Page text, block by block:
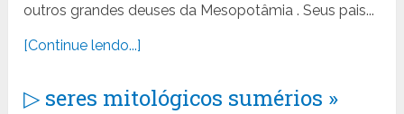
outros grandes deuses da Mesopotâmia . Seus pais...
[Continue lendo...]
▷ seres mitológicos sumérios »